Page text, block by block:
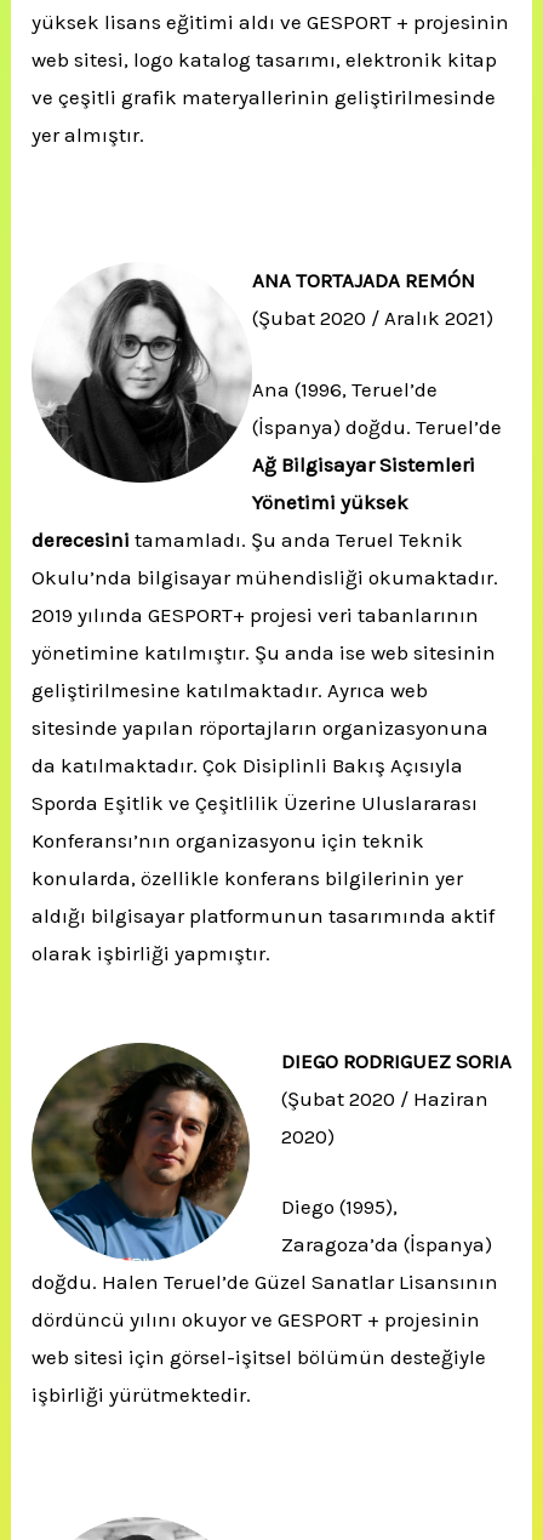
yüksek lisans eğitimi aldı ve GESPORT + projesinin
web sitesi, logo katalog tasarımı, elektronik kitap
ve çeşitli grafik materyallerinin geliştirilmesinde
yer almıştır.
ANA TORTAJADA REMÓN
(Şubat 2020 / Aralık 2021)
Ana (1996, Teruel’de
(İspanya) doğdu. Teruel’de
Ağ Bilgisayar Sistemleri
Yönetimi yüksek
derecesini tamamladı. Şu anda Teruel Teknik
Okulu’nda bilgisayar mühendisliği okumaktadır.
2019 yılında GESPORT+ projesi veri tabanlarının
yönetimine katılmıştır. Şu anda ise web sitesinin
geliştirilmesine katılmaktadır. Ayrıca web
sitesinde yapılan röportajların organizasyonuna
da katılmaktadır. Çok Disiplinli Bakış Açısıyla
Sporda Eşitlik ve Çeşitlilik Üzerine Uluslararası
Konferansı’nın organizasyonu için teknik
konularda, özellikle konferans bilgilerinin yer
aldığı bilgisayar platformunun tasarımında aktif
olarak işbirliği yapmıştır.
DIEGO RODRIGUEZ SORIA
(Şubat 2020 / Haziran
2020)
Diego (1995),
Zaragoza’da (İspanya)
doğdu. Halen Teruel’de Güzel Sanatlar Lisansının
dördüncü yılını okuyor ve GESPORT + projesinin
web sitesi için görsel-işitsel bölümün desteğiyle
işbirliği yürütmektedir.